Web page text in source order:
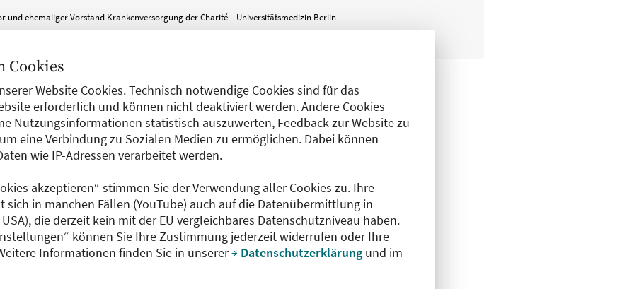
Cookies
Website Cookies. Technisch notwendige Cookies sind für das
erforderlich und können nicht deaktiviert werden. Andere Cookies
Nutzungsinformationen statistisch auszuwerten, Feedback zur Website zu
eine Verbindung zu Sozialen Medien zu ermöglichen. Dabei können
wie IP-Adressen verarbeitet werden.
akzeptieren“ stimmen Sie der Verwendung aller Cookies zu. Ihre
sich in manchen Fällen (YouTube) auch auf die Datenübermittlung in
die derzeit kein mit der EU vergleichbares Datenschutzniveau haben.
können Sie Ihre Zustimmung jederzeit widerrufen oder Ihre
Informationen finden Sie in unserer
Datenschutzerklärung und im
und ehemaliger Vorstand Krankenversorgung der Charité – Universitätsmedizin Berlin
Die Einführung der Widerspruchslösung ist zwingend angezeigt.
Aufklärung der Bevölkerung und der über 84-prozentigen
sprechen sich 80 Prozent der Angehörigen – wenn kein
– gegen eine Organspende aus. Damit wird mit einem hohen
Abhilfe schaffen.
einer Selbstblockade durch eine nationale Ethik: Alle uns umgebenden
eingeführt. Cross-over-Spenden sind bei uns
Spenden für Immunisierte inklusive altruistischer Spenden. In
verbreitet und akzeptiert ist zudem die Organspende nach Herz-